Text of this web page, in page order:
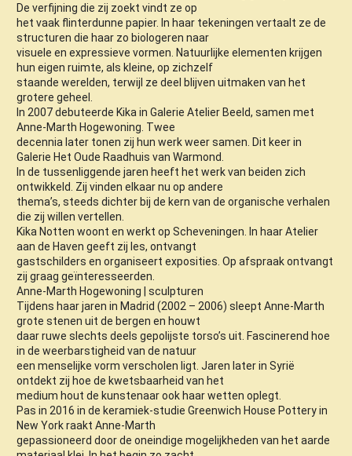
De verfijning die zij zoekt vindt ze op
het vaak flinterdunne papier. In haar tekeningen vertaalt ze de
structuren die haar zo biologeren naar
visuele en expressieve vormen. Natuurlijke elementen krijgen
hun eigen ruimte, als kleine, op zichzelf
staande werelden, terwijl ze deel blijven uitmaken van het
grotere geheel.
In 2007 debuteerde Kika in Galerie Atelier Beeld, samen met
Anne-Marth Hogewoning. Twee
decennia later tonen zij hun werk weer samen. Dit keer in
Galerie Het Oude Raadhuis van Warmond.
In de tussenliggende jaren heeft het werk van beiden zich
ontwikkeld. Zij vinden elkaar nu op andere
thema’s, steeds dichter bij de kern van de organische verhalen
die zij willen vertellen.
Kika Notten woont en werkt op Scheveningen. In haar Atelier
aan de Haven geeft zij les, ontvangt
gastschilders en organiseert exposities. Op afspraak ontvangt
zij graag geïnteresseerden.
Anne-Marth Hogewoning | sculpturen
Tijdens haar jaren in Madrid (2002 – 2006) sleept Anne-Marth
grote stenen uit de bergen en houwt
daar ruwe slechts deels gepolijste torso’s uit. Fascinerend hoe
in de weerbarstigheid van de natuur
een menselijke vorm verscholen ligt. Jaren later in Syrië
ontdekt zij hoe de kwetsbaarheid van het
medium hout de kunstenaar ook haar wetten oplegt.
Pas in 2016 in de keramiek-studie Greenwich House Pottery in
New York raakt Anne-Marth
gepassioneerd door de oneindige mogelijkheden van het aarde